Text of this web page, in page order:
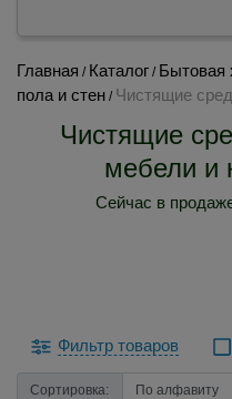
Главная / Каталог / Бытовая
пола и стен / Чистящие
Чистящие
мебели и
Сейчас в
Фильтр товаров
Сортировка: